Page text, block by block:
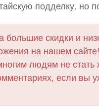
подделку, но
большие скидки и
на нашем
людям не
если вы